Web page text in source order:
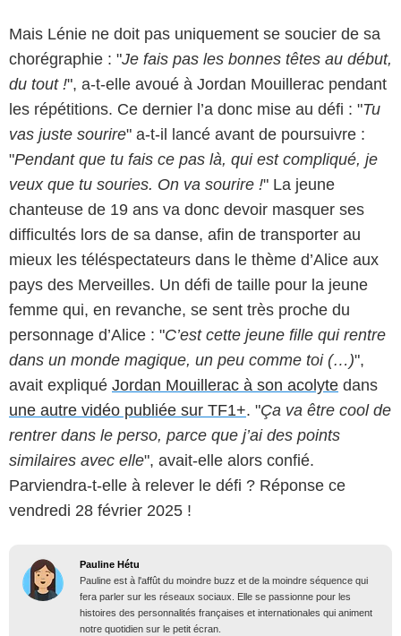
Mais Lénie ne doit pas uniquement se soucier de sa
chorégraphie : "Je fais pas les bonnes têtes au début,
du tout !", a-t-elle avoué à Jordan Mouillerac pendant
les répétitions. Ce dernier l’a donc mise au défi : "Tu
vas juste sourire" a-t-il lancé avant de poursuivre :
"Pendant que tu fais ce pas là, qui est compliqué, je
veux que tu souries. On va sourire !" La jeune
chanteuse de 19 ans va donc devoir masquer ses
difficultés lors de sa danse, afin de transporter au
mieux les téléspectateurs dans le thème d’Alice aux
pays des Merveilles. Un défi de taille pour la jeune
femme qui, en revanche, se sent très proche du
personnage d’Alice : "C’est cette jeune fille qui rentre
dans un monde magique, un peu comme toi (…)",
avait expliqué Jordan Mouillerac à son acolyte dans
une autre vidéo publiée sur TF1+. "Ça va être cool de
rentrer dans le perso, parce que j’ai des points
similaires avec elle", avait-elle alors confié.
Parviendra-t-elle à relever le défi ? Réponse ce
vendredi 28 février 2025 !
Pauline Hétu
Pauline est à l'affût du moindre buzz et de la moindre séquence qui
fera parler sur les réseaux sociaux. Elle se passionne pour les
histoires des personnalités françaises et internationales qui animent
notre quotidien sur le petit écran.